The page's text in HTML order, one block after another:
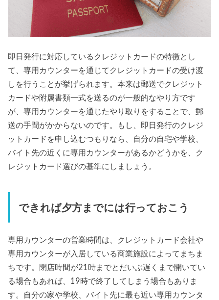
即日発行に対応しているクレジットカードの特徴とし
て、専用カウンターを通じてクレジットカードの受け渡
しを行うことが挙げられます。本来は郵送でクレジット
カードや附属書類一式を送るのが一般的なやり方です
が、専用カウンターを通じたやり取りをすることで、郵
送の手間がかからないのです。もし、即日発行のクレジ
ットカードを申し込むつもりなら、自分の自宅や学校、
バイト先の近くに専用カウンターがあるかどうかを、ク
レジットカード選びの基準にしましょう。
できれば夕方までには行っておこう
専用カウンターの営業時間は、クレジットカード会社や
専用カウンターが入居している商業施設によってまちま
ちです。閉店時間が21時までとだいぶ遅くまで開いてい
る場合もあれば、19時で終了してしまう場合もありま
す。自分の家や学校、バイト先に最も近い専用カウンタ